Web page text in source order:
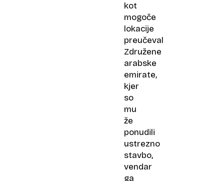
kot
mogoče
lokacije
preučeval
Združene
arabske
emirate,
kjer
so
mu
že
ponudili
ustrezno
stavbo,
vendar
ga